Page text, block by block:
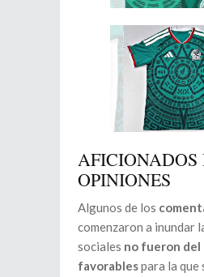
OPINIONES
Algunos de los
comenzaron a inundar
sociales no fueron
favorablespara la que